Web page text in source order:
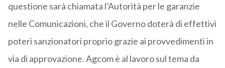
questione sarà chiamata l’Autorità per le garanzie
nelle Comunicazioni, che il Governo doterà di effettivi
poteri sanzionatori proprio grazie ai provvedimenti in
via di approvazione. Agcom è al lavoro sul tema da